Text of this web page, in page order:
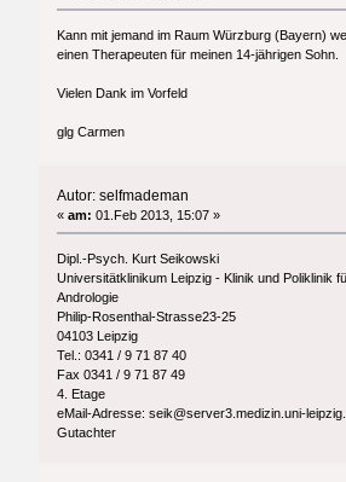
Kann mit jemand im Raum Würzburg (Bayern)
einen Therapeuten für meinen 14-jährigen Sohn.
Vielen Dank im Vorfeld
glg Carmen
Autor: selfmademan
«am: 01.Feb 2013, 15:07 »
Dipl.-Psych. Kurt Seikowski
Universitätklinikum Leipzig - Klinik und Poliklinik
Andrologie
Philip-Rosenthal-Strasse23-25
04103 Leipzig
Tel.: 0341 / 9 71 87 40
Fax 0341 / 9 71 87 49
4. Etage
eMail-Adresse: seik@server3.medizin.uni-
Gutachter